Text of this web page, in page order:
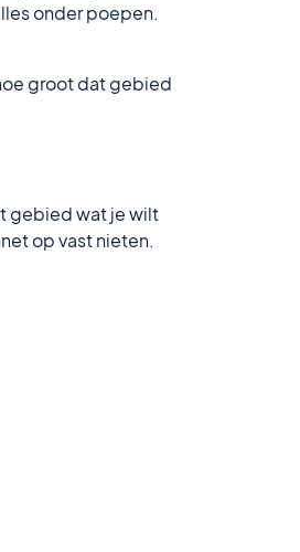
onder poepen.
groot dat gebied
gebied wat je wilt
op vast nieten.